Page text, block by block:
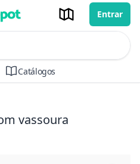
Entrar
Catálogos
vassoura